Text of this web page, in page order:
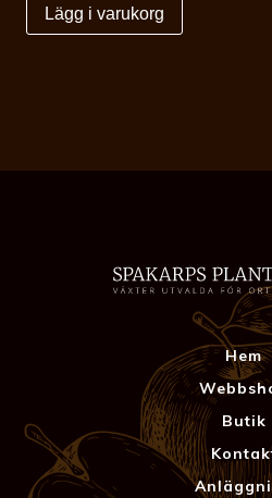
Lägg i varukorg
Hem
Butik